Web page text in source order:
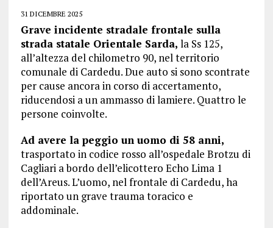
31 DICEMBRE 2025
Grave incidente stradale frontale sulla
strada statale Orientale Sarda, la Ss 125,
all’altezza del chilometro 90, nel territorio
comunale di Cardedu. Due auto si sono scontrate
per cause ancora in corso di accertamento,
riducendosi a un ammasso di lamiere. Quattro le
persone coinvolte.
Ad avere la peggio un uomo di 58 anni,
trasportato in codice rosso all’ospedale Brotzu di
Cagliari a bordo dell’elicottero Echo Lima 1
dell’Areus. L’uomo, nel frontale di Cardedu, ha
riportato un grave trauma toracico e
addominale.